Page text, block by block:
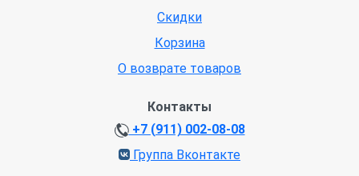
Скидки
Корзина
О возврате товаров
Контакты
+7 (911) 002-08-08
Группа Вконтакте